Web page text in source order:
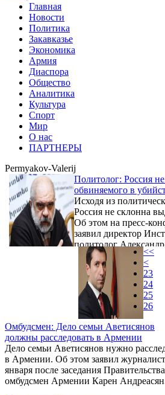
Главная
Новости
Политика
Закавказье
Экономика
Армия
Диаспора
Общество
Аналитика
Культура
Спорт
Мир
О нас
ПАРТНЕРЫ
Permyakov-Valerij
Политолог: Россия
обвиняемого в
Исходя из
Россия не склонна
Об этом на пресс-
заявил директор
политолог
коснувшись
Омбудсмен: Дело семьи Аветисянов
должны расследовать в Армении
Дело семьи Аветисянов нужно
в Армении. Об этом заявил
января после заседания Правительства
омбудсмен Армении Карен
<<
<
23
24
25
26